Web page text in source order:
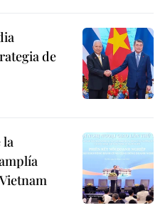
de
la